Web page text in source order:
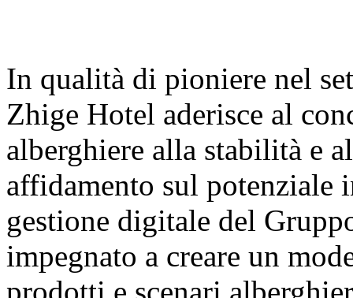
In qualità di pioniere nel
Zhige Hotel aderisce al
alberghiere alla stabilità e
affidamento sul potenziale
gestione digitale del
impegnato a creare un
prodotti e scenari